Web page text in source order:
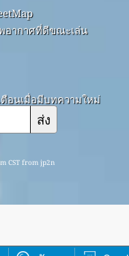
อากาศที่ดีขณะเล่น
ตือนเมื่อมีบทความใหม่
ส่ง
CST from jp2n